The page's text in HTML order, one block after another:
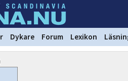
Dykare Forum Lexikon